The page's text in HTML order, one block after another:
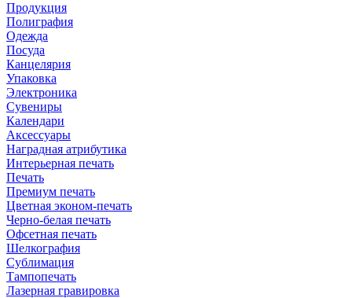
Продукция
Полиграфия
Одежда
Посуда
Канцелярия
Упаковка
Электроника
Сувениры
Календари
Аксессуары
Наградная атрибутика
Интерьерная печать
Печать
Премиум печать
Цветная эконом-печать
Черно-белая печать
Офсетная печать
Шелкография
Сублимация
Тампопечать
Лазерная гравировка